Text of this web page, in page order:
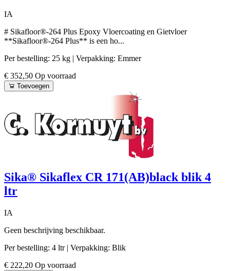
IA
# Sikafloor®-264 Plus Epoxy Vloercoating en Gietvloer
**Sikafloor®-264 Plus** is een ho...
Per bestelling: 25 kg | Verpakking: Emmer
€ 352,50 Op voorraad
Toevoegen
Sika® Sikaflex CR 171(AB)black blik 4
ltr
IA
Geen beschrijving beschikbaar.
Per bestelling: 4 ltr | Verpakking: Blik
€ 222,20 Op voorraad